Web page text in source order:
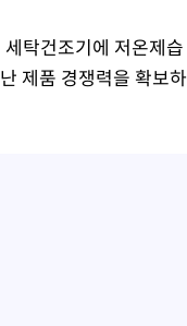
탁건조기에 저온제
제품 경쟁력을 확보